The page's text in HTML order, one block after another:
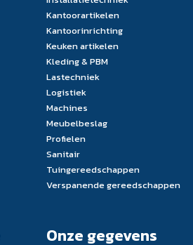
Kantoorartikelen
Kantoorinrichting
Keuken artikelen
Kleding & PBM
Lastechniek
Logistiek
Machines
Meubelbeslag
Profielen
Sanitair
Tuingereedschappen
Verspanende gereedschappen
Onze gegevens